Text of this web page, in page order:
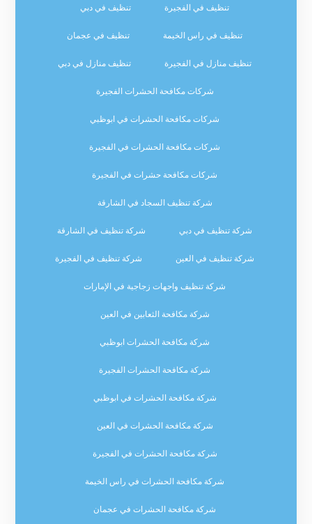
تنظيف في الفجيرة تنظيف في دبي
تنظيف في راس الخيمة تنظيف في عجمان
تنظيف منازل في الفجيرة تنظيف منازل في دبي
شركات مكافحة الحشرات الفجيرة
شركات مكافحة الحشرات في ابوظبي
شركات مكافحة الحشرات في الفجيرة
شركات مكافحة حشرات في الفجيرة
شركة تنظيف السجاد في الشارقة
شركة تنظيف في دبي شركة تنظيف في الشارقة
شركة تنظيف في العين شركة تنظيف في الفجيرة
شركة تنظيف واجهات زجاجية في الإمارات
شركة مكافحة الثعابين في العين
شركة مكافحة الحشرات ابوظبي
شركة مكافحة الحشرات الفجيرة
شركة مكافحة الحشرات في ابوظبي
شركة مكافحة الحشرات في العين
شركة مكافحة الحشرات في الفجيرة
شركة مكافحة الحشرات في راس الخيمة
شركة مكافحة الحشرات في عجمان